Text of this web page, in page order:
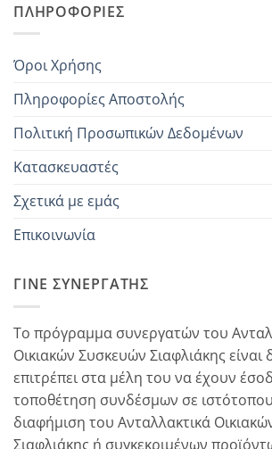
ΠΛΗΡΟΦΟΡΊΕΣ
Όροι Χρήσης
Πληροφορίες Αποστολής
Πολιτική Προσωπικών Δεδομένων
Κατασκευαστές
Σχετικά με εμάς
Επικοινωνία
ΓΊΝΕ ΣΥΝΕΡΓΆΤΗΣ
Το πρόγραμμα συνεργατών του
Οικιακών Συσκευών Σιαφλιάκης είναι
επιτρέπει στα μέλη του να έχουν
τοποθέτηση συνδέσμων σε
διαφήμιση του Ανταλλακτικά
Σιαφλιάκης ή συγκεκριμένων